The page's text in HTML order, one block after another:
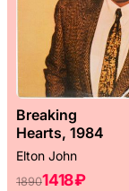
Breaking
Hearts, 1984
Elton John
18901418 ₽